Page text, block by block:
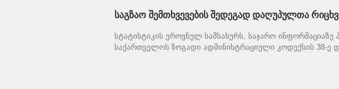
საგზაო შემთხვევების შედეგად დაღუპულთა
სტატისტიკის ეროვნულ სამსახურს, საჯარო ინფორმაციაზე
საქართველოს ზოგადი ადმინისტრაციული კოდექსის 38-ე